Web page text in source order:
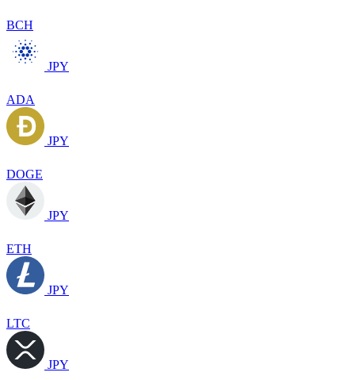
BCH
JPY
ADA
JPY
DOGE
JPY
ETH
JPY
LTC
JPY